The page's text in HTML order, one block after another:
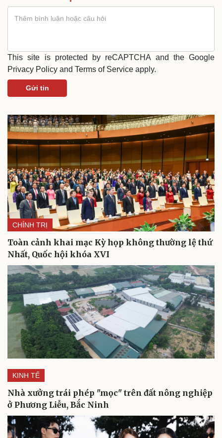
Sân khấu - Điện ảnh
Văn học
Âm nhạc
Di sản
Nghệ sĩ
Thời trang
Sao Việt
This site is protected by reCAPTCHA and the Google
Privacy Policy and Terms of Service apply.
Gửi tin
CHÍNH TRỊ
Toàn cảnh khai mạc Kỳ họp không thường lệ thứ
Nhất, Quốc hội khóa XVI
KINH TẾ
Nhà xưởng trái phép "mọc" trên đất nông nghiệp
ở Phương Liễu, Bắc Ninh